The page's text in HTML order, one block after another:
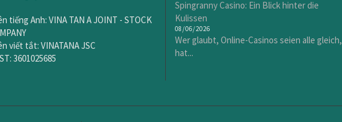
tiếng Anh: VINA TAN A JOINT - STOCK
viết tắt: VINATANA JSC
3601025685
Spingranny Casino: Ein Blick hinter die
Kulissen
08/06/2026
Wer glaubt, Online-Casinos seien alle gleich,
hat...